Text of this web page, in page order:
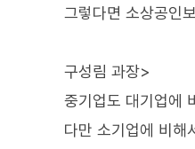
그렇다면 소상공인
구성림 과장>
중기업도 대기업에
다만 소기업에 비해